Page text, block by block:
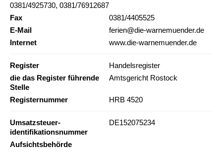
0381/4925730, 0381/76912687
Fax
0381/4405525
E-Mail
ferien@die-warnemuender.de
Internet
www.die-warnemuender.de
Register
Handelsregister
die das Register führende
Stelle
Amtsgericht Rostock
Registernummer HRB 4520
Umsatzsteuer-
identifikationsnummer
DE152075234
Aufsichtsbehörde